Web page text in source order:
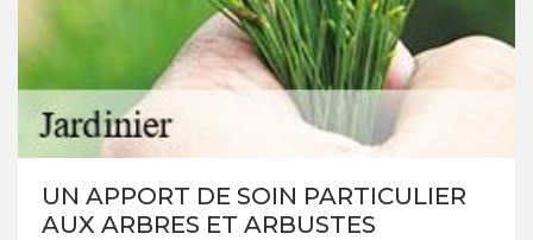
UN APPORT DE SOIN PARTICULIER
AUX ARBRES ET ARBUSTES